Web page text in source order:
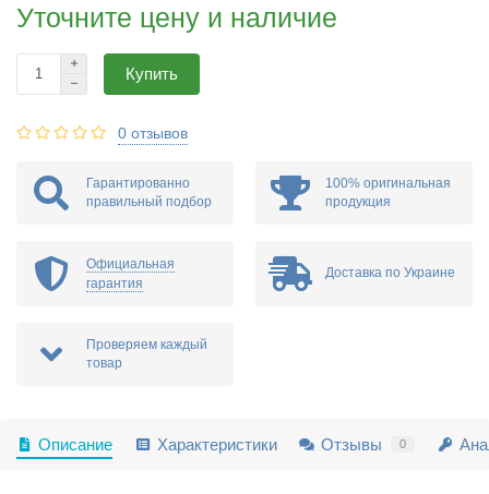
Уточните цену и наличие
Купить
0 отзывов
Гарантированно
правильный подбор
100% оригинальная
продукция
Официальная
гарантия
Доставка по Украине
Проверяем каждый
товар
Описание Характеристики Отзывы 0